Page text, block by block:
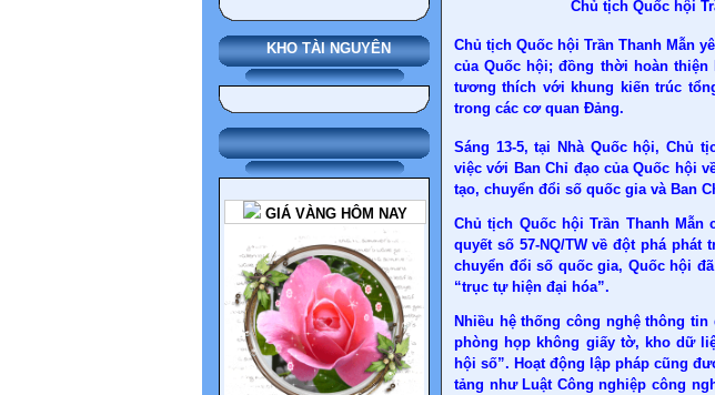
KHO TÀI NGUYÊN
GIÁ VÀNG HÔM NAY
Chủ tịch Quốc hội
Chủ tịch Quốc hội Trần Thanh Mẫn
của Quốc hội; đồng thời hoàn thiện
tương thích với khung kiến trúc
trong các cơ quan Đảng.
Sáng 13-5, tại Nhà Quốc hội, Chủ
việc với Ban Chỉ đạo của Quốc hội
tạo, chuyển đổi số quốc gia và Ban
Chủ tịch Quốc hội Trần Thanh
quyết số 57-NQ/TW về đột phá
chuyển đổi số quốc gia, Quốc hội
“trục tự hiện đại hóa”.
Nhiều hệ thống công nghệ thông
phòng họp không giấy tờ, kho dữ
hội số”. Hoạt động lập pháp cũng
tảng như Luật Công nghiệp công